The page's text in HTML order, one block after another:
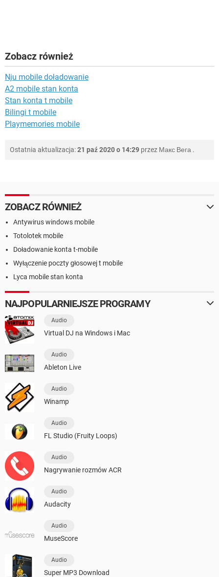
Zobacz również
Nju mobile doładowanie
A2 mobile stan konta
Stan konta t mobile
Bilingi t mobile
Playmemories mobile
Ostatnia aktualizacja:21 paź 2020 o 14:29 przez Макс Вега .
ZOBACZ RÓWNIEŻ
Antywirus windows mobile
Totolotek mobile
Doładowanie konta t-mobile
Wyłączenie poczty głosowej t mobile
Lyca mobile stan konta
NAJPOPULARNIEJSZE PROGRAMY
Audio
Virtual DJ na Windows i Mac
Audio
Ableton Live
Audio
Winamp
Audio
FL Studio (Fruity Loops)
Audio
Nagrywanie rozmów ACR
Audio
Audacity
Audio
MuseScore
Audio
Super MP3 Download